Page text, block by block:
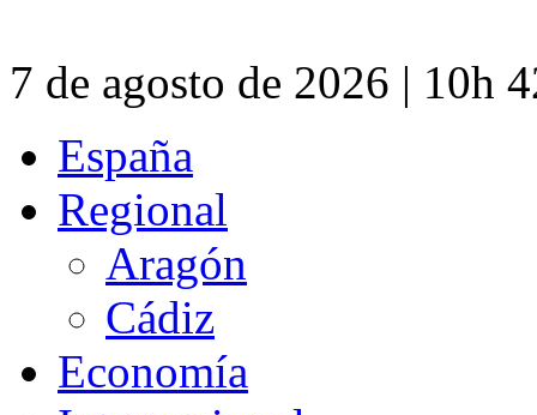
7 de agosto de 2026 | 10h
España
Regional
Aragón
Cádiz
Economía